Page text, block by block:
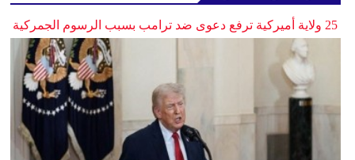
25 ولاية أميركية ترفع دعوى ضد ترامب بسبب الرسوم الجمركية